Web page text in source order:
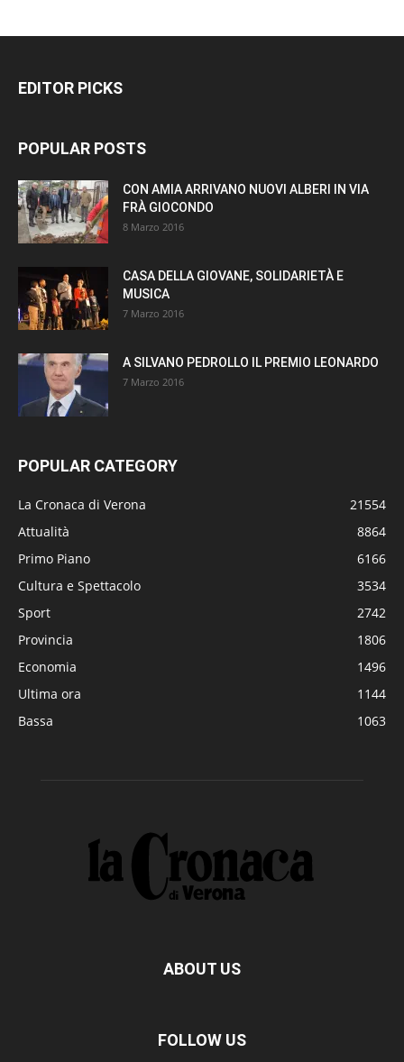
EDITOR PICKS
POPULAR POSTS
CON AMIA ARRIVANO NUOVI ALBERI IN VIA
FRÀ GIOCONDO
8 Marzo 2016
CASA DELLA GIOVANE, SOLIDARIETÀ E
MUSICA
7 Marzo 2016
A SILVANO PEDROLLO IL PREMIO LEONARDO
7 Marzo 2016
POPULAR CATEGORY
La Cronaca di Verona
21554
Attualità
8864
Primo Piano
6166
Cultura e Spettacolo
3534
Sport
2742
Provincia
1806
Economia
1496
Ultima ora
1144
Bassa
1063
ABOUT US
FOLLOW US